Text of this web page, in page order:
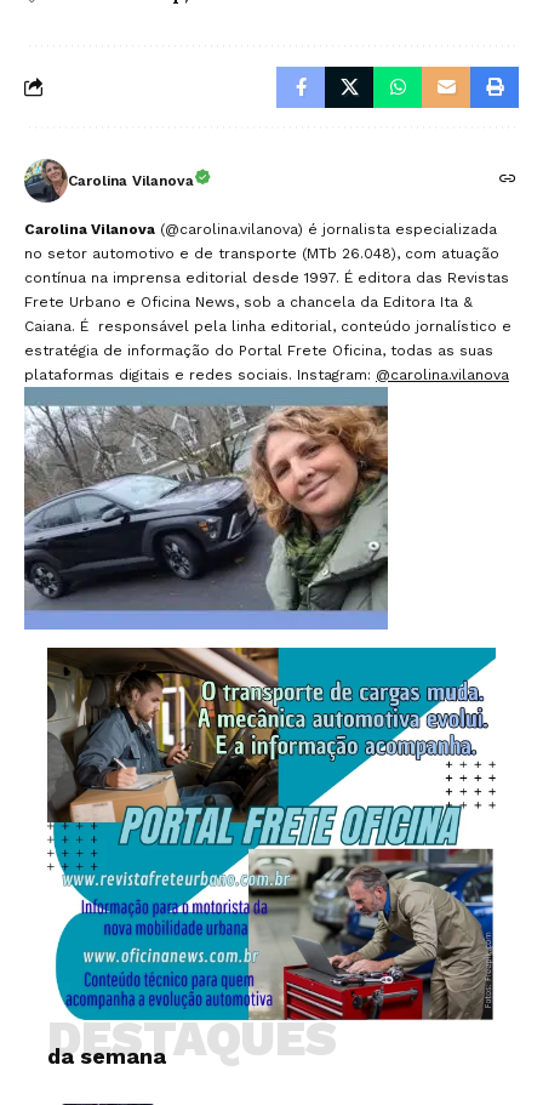
Carolina Vilanova
Carolina Vilanova (@carolina.vilanova) é jornalista especializada
no setor automotivo e de transporte (MTb 26.048), com atuação
contínua na imprensa editorial desde 1997. É editora das Revistas
Frete Urbano e Oficina News, sob a chancela da Editora Ita &
Caiana. É responsável pela linha editorial, conteúdo jornalístico e
estratégia de informação do Portal Frete Oficina, todas as suas
plataformas digitais e redes sociais. Instagram: @carolina.vilanova
da semana
DESTAQUES